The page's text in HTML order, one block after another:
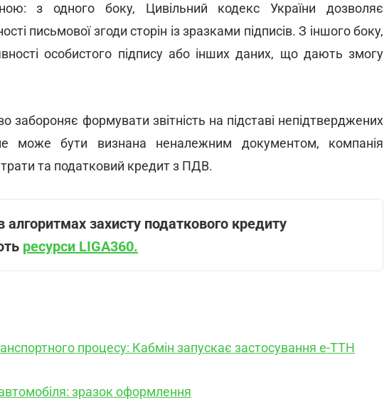
з одного боку, Цивільний кодекс України дозволяє
письмової згоди сторін із зразками підписів. З іншого боку,
особистого підпису або інших даних, що дають змогу
забороняє формувати звітність на підставі непідтверджених
може бути визнана неналежним документом, компанія
та податковий кредит з ПДВ.
захисту податкового кредиту
ресурси LIGA360.
процесу: Кабмін запускає застосування е-ТТН
зразок оформлення